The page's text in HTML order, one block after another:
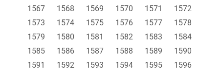
1567
1568 1569 1570 1571
1572
1573
1574 1575 1576 1577
1578
1579
1580 1581 1582 1583
1584
1585
1586 1587 1588 1589
1590
1591
1592 1593 1594 1595
1596